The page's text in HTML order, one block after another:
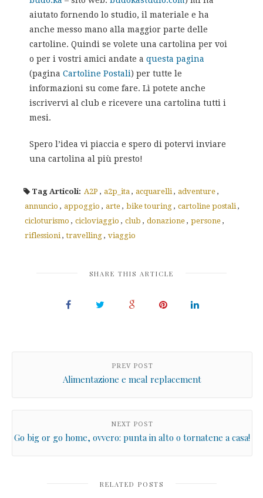
aiutato fornendo lo studio, il materiale e ha
anche messo mano alla maggior parte delle
cartoline. Quindi se volete una cartolina per voi
o per i vostri amici andate a questa pagina
(pagina Cartoline Postali) per tutte le
informazioni su come fare. Lì potete anche
iscrivervi al club e ricevere una cartolina tutti i
mesi.
Spero l’idea vi piaccia e spero di potervi inviare
una cartolina al più presto!
Tag Articoli: A2P , a2p_ita , acquarelli , adventure ,
annuncio , appoggio , arte , bike touring , cartoline postali ,
cicloturismo , cicloviaggio , club , donazione , persone ,
riflessioni , travelling , viaggio
SHARE THIS ARTICLE
PREV POST
Alimentazione e meal replacement
NEXT POST
Go big or go home, ovvero: punta in alto o tornatene a casa!
RELATED POSTS